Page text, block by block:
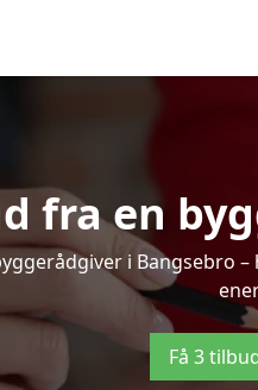
fra en
i Bangsebro
Få 3